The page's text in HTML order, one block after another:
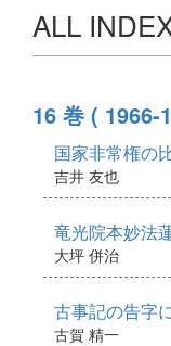
ALL
16 巻 ( 1966-
国家非常権の
吉井 友也
竜光院本妙法
大坪 併治
古事記の告字
古賀 精一